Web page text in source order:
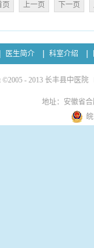
页 上一页 下一页
医生简介 科室介绍
©2005 - 2013 长丰县中医院
地址：安徽省